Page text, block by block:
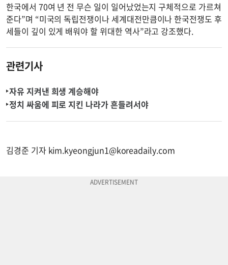
한국에서 70여 년 전 무슨 일이 일어났었는지 구체적으로 가르쳐
준다”며 “미국의 독립전쟁이나 세계대전만큼이나 한국전쟁도 후
세들이 깊이 있게 배워야 할 위대한 역사”라고 강조했다.
관련기사
자유 지켜낸 희생 계승해야
정치 싸움에 피로 지킨 나라가 흔들려서야
김경준 기자 kim.kyeongjun1@koreadaily.com